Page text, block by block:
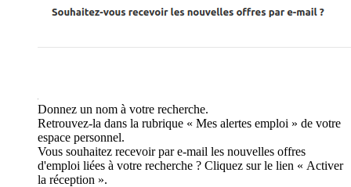
Donnez un nom à votre recherche.
Retrouvez-la dans la rubrique « Mes alertes emploi » de votre
espace personnel.
Vous souhaitez recevoir par e-mail les nouvelles offres
d'emploi liées à votre recherche ? Cliquez sur le lien « Activer
la réception ».